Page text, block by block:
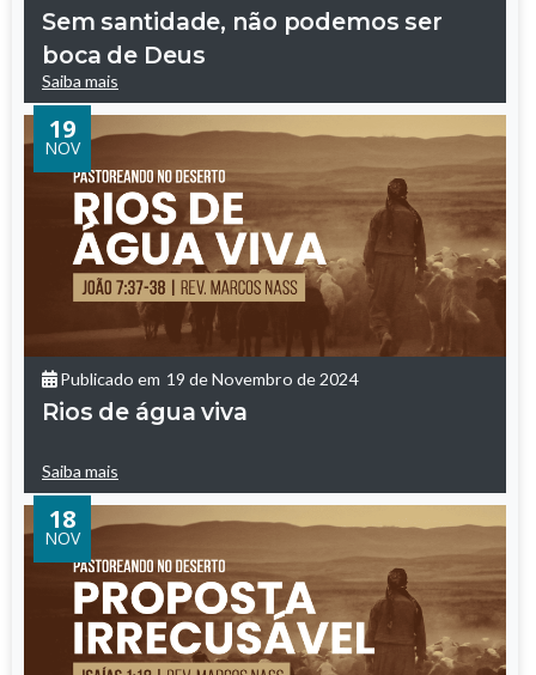
Sem santidade, não podemos ser
boca de Deus
Saiba mais
19
NOV
Publicado em 19 de Novembro de 2024
Rios de água viva
Saiba mais
18
NOV